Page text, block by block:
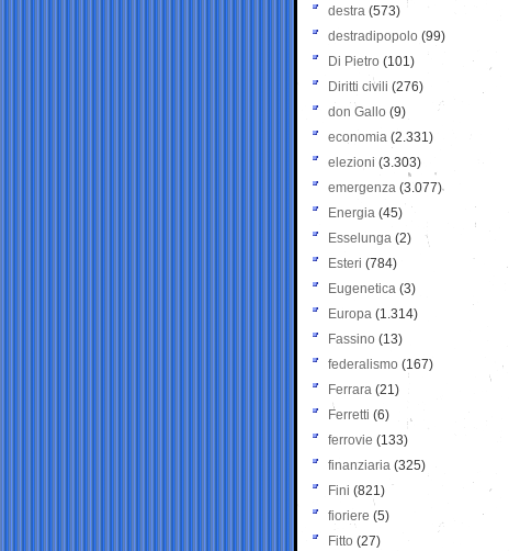
destra (573)
destradipopolo (99)
Di Pietro (101)
Diritti civili (276)
don Gallo (9)
economia (2.331)
elezioni (3.303)
emergenza (3.077)
Energia (45)
Esselunga (2)
Esteri (784)
Eugenetica (3)
Europa (1.314)
Fassino (13)
federalismo (167)
Ferrara (21)
Ferretti (6)
ferrovie (133)
finanziaria (325)
Fini (821)
fioriere (5)
Fitto (27)